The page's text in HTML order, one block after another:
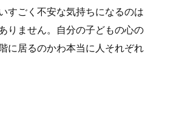
すごく不安な気持ちになるのは
りません。自分の子どもの心の
に居るのかわ本当に人それぞれ